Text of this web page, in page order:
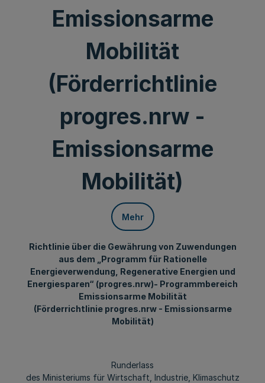
Emissionsarme
Mobilität
(Förderrichtlinie
progres.nrw -
Emissionsarme
Mobilität)
Mehr
Richtlinie über die Gewährung von Zuwendungen
aus dem „Programm für Rationelle
Energieverwendung, Regenerative Energien und
Energiesparen“ (progres.nrw)- Programmbereich
Emissionsarme Mobilität
(Förderrichtlinie progres.nrw - Emissionsarme
Mobilität)
Runderlass
des Ministeriums für Wirtschaft, Industrie, Klimaschutz